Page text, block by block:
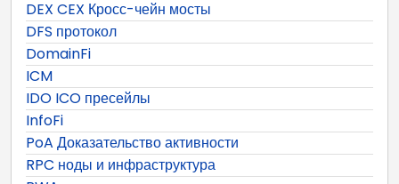
DEX CEX Кросс-чейн мосты
DFS протокол
DomainFi
ICM
IDO ICO пресейлы
InfoFi
PoA Доказательство активности
RPC ноды и инфраструктура